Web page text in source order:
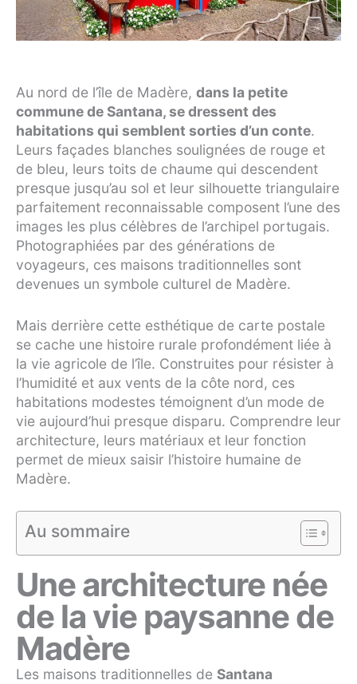
Au nord de l’île de Madère, dans la petite
commune de Santana, se dressent des
habitations qui semblent sorties d’un conte.
Leurs façades blanches soulignées de rouge et
de bleu, leurs toits de chaume qui descendent
presque jusqu’au sol et leur silhouette triangulaire
parfaitement reconnaissable composent l’une des
images les plus célèbres de l’archipel portugais.
Photographiées par des générations de
voyageurs, ces maisons traditionnelles sont
devenues un symbole culturel de Madère.
Mais derrière cette esthétique de carte postale
se cache une histoire rurale profondément liée à
la vie agricole de l’île. Construites pour résister à
l’humidité et aux vents de la côte nord, ces
habitations modestes témoignent d’un mode de
vie aujourd’hui presque disparu. Comprendre leur
architecture, leurs matériaux et leur fonction
permet de mieux saisir l’histoire humaine de
Madère.
Au sommaire
Une architecture née
de la vie paysanne de
Madère
Les maisons traditionnelles de Santana